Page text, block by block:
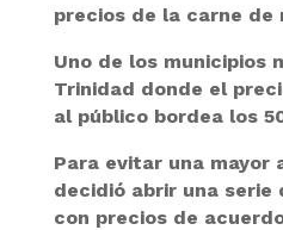
precios de la carne de
Uno de los municipios
Trinidad donde el
al público bordea los
Para evitar una mayor
decidió abrir una serie
con precios de